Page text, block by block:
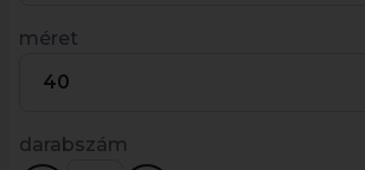
méret
40
darabszám